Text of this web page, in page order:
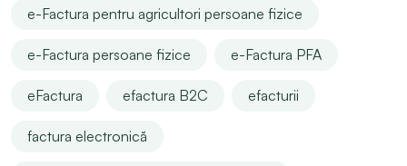
e-Factura pentru agricultori persoane fizice
e-Factura persoane fizice e-Factura PFA
eFactura efactura B2C efacturii
factura electronică